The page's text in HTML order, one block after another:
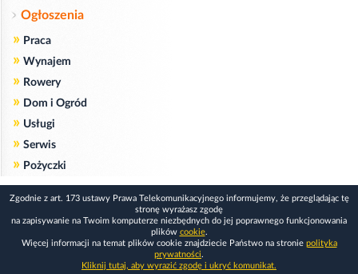
Ogłoszenia
» Praca
» Wynajem
» Rowery
» Dom i Ogród
» Usługi
» Serwis
» Pożyczki
Zgodnie z art. 173 ustawy Prawa Telekomunikacyjnego informujemy, że przeglądając tę
stronę wyrażasz zgodę
na zapisywanie na Twoim komputerze niezbędnych do jej poprawnego funkcjonowania
plików cookie.
Więcej informacji na temat plików cookie znajdziecie Państwo na stronie polityka
prywatności.
Kliknij tutaj, aby wyrazić zgodę i ukryć komunikat.